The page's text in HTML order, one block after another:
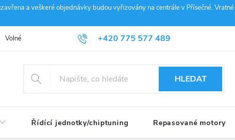
a veškeré objednávky budou vyřizovány na centrále v Přísečné.
+420 775 577 489
info@janousek-motorsport.cz
Volné pozice Obchodní podmínky Reklamace
HLEDAT
Řídící jednotky/chiptuning Repasované motory